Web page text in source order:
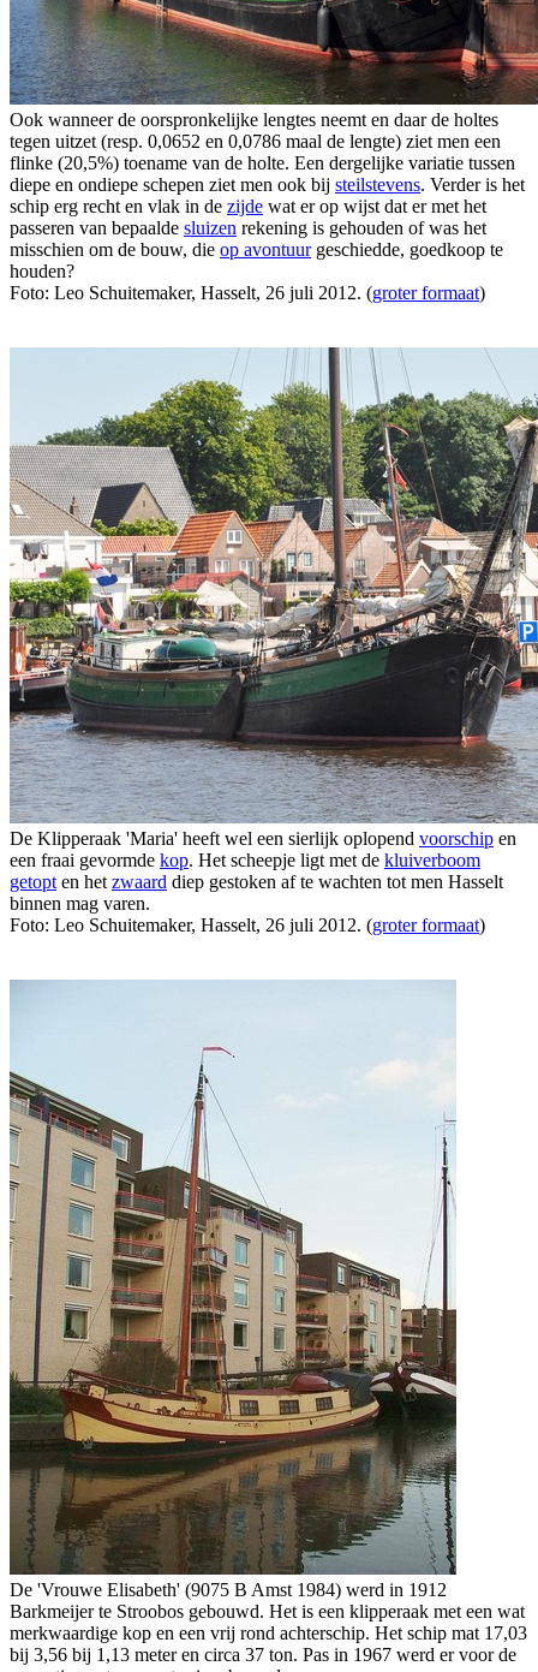
Ook wanneer de oorspronkelijke lengtes neemt en daar de holtes
tegen uitzet (resp. 0,0652 en 0,0786 maal de lengte) ziet men een
flinke (20,5%) toename van de holte. Een dergelijke variatie tussen
diepe en ondiepe schepen ziet men ook bij steilstevens. Verder is het
schip erg recht en vlak in de zijde wat er op wijst dat er met het
passeren van bepaalde sluizen rekening is gehouden of was het
misschien om de bouw, die op avontuurgeschiedde, goedkoop te
houden?
Foto: Leo Schuitemaker, Hasselt, 26 juli 2012. (groter formaat)
De Klipperaak 'Maria' heeft wel een sierlijk oplopend voorschip en
een fraai gevormde kop. Het scheepje ligt met de kluiverboom
getopt en het zwaard diep gestoken af te wachten tot men Hasselt
binnen mag varen.
Foto: Leo Schuitemaker, Hasselt, 26 juli 2012. (groter formaat)
De 'Vrouwe Elisabeth' (9075 B Amst 1984) werd in 1912
Barkmeijer te Stroobos gebouwd. Het is een klipperaak met een wat
merkwaardige kop en een vrij rond achterschip. Het schip mat 17,03
bij 3,56 bij 1,13 meter en circa 37 ton. Pas in 1967 werd er voor de